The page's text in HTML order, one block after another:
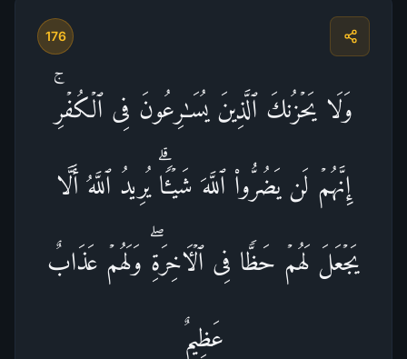
176
وَلَا یَحۡزُنكَ ٱلَّذِینَ یُسَـٰرِعُونَ فِی ٱلۡكُفۡرِۚ
إِنَّهُمۡ لَن یَضُرُّوا۟ ٱللَّهَ شَیۡـࣰٔاۗ یُرِیدُ ٱللَّهُ أَلَّا
یَجۡعَلَ لَهُمۡ حَظࣰّا فِی ٱلۡـَٔاخِرَةِۖ وَلَهُمۡ عَذَابٌ
عَظِیمٌ